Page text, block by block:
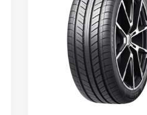
Add to Compare